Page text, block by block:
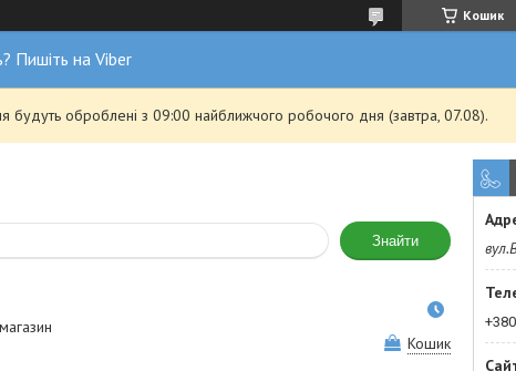
Кошик
Пишіть на Viber
будуть оброблені з 09:00 найближчого робочого дня (завтра, 07.08).
Знайти
Кошик